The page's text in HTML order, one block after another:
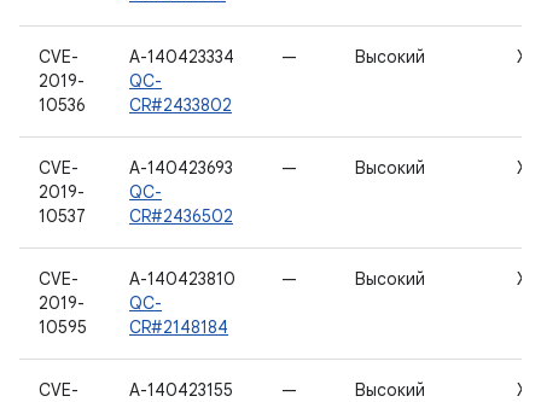
CVE-
2019-
10536
A-140423334
QC-
CR#2433802
— Высокий
CVE-
2019-
10537
A-140423693
QC-
CR#2436502
— Высокий
CVE-
2019-
10595
A-140423810
QC-
CR#2148184
— Высокий
CVE-
A-140423155
— Высокий